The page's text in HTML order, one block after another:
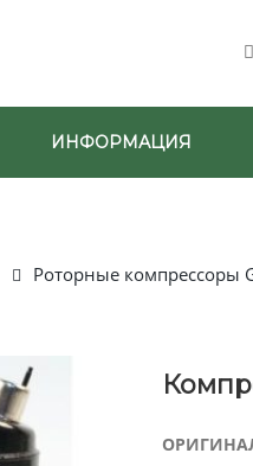
ИНФОРМАЦИЯ
Роторные компрессоры